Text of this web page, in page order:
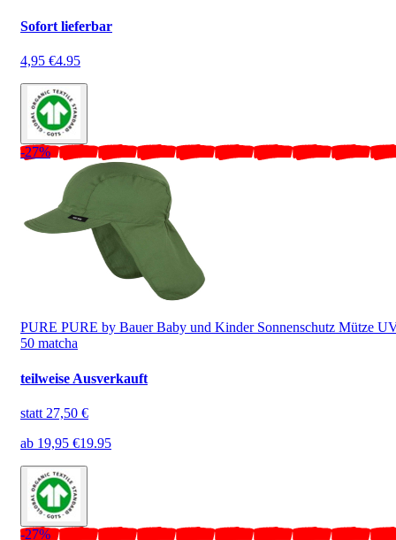
Sofort lieferbar
4,95 €4.95
-27%
PURE PURE by Bauer Baby und Kinder Sonnenschutz Mütze
50 matcha
teilweise Ausverkauft
statt 27,50 €
ab 19,95 €19.95
-27%